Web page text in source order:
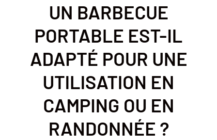
UN BARBECUE
PORTABLE EST-IL
ADAPTÉ POUR UNE
UTILISATION EN
CAMPING OU EN
RANDONNÉE ?